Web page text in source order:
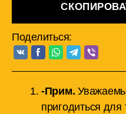
Поделиться:
-Прим.
пригодиться